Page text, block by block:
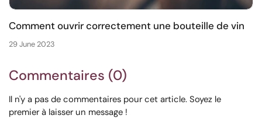
Comment ouvrir correctement une bouteille de vin
29 June 2023
Commentaires (0)
Il n'y a pas de commentaires pour cet article. Soyez le
premier à laisser un message !